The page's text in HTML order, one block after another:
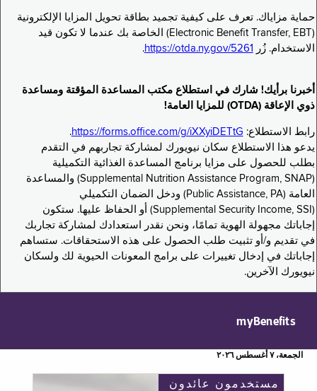
حماية مزاياك. تعرف على كيفية تجميد بطاقة تحويل المزايا الإلكترونية
(Electronic Benefit Transfer, EBT) الخاصة بك عندما لا تكون قيد
الاستخدام. زُر
https://otda.ny.gov/5261
.
أخبرنا برأيك! شارك في استطلاع مكتب المساعدة المؤقتة ومساعدة
ذوي الإعاقة (OTDA) للمزايا العامة!
رابط الاستطلاع: https://forms.office.com/g/iXXyiDETtG
.
يدعو هذا الاستطلاع سكان نيويورك لمشاركة تجاربهم في التقدم
بطلب للحصول على مزايا برنامج المساعدة الغذائية التكميلية
(Supplemental Nutrition Assistance Program, SNAP) والمساعدة
العامة (Public Assistance, PA) ودخل الضمان التكميلي
(Supplemental Security Income, SSI) أو الحفاظ عليها. ستكون
إجاباتك مجهولة الهوية تمامًا، ونحن نقدر استعدادك لمشاركة تجاربك
في تقديم و/أو تثبيت طلب الحصول على هذه الاستحقاقات. ستساهم
إجاباتك في إدخال تغييرات على برامج المعونات الحيوية لك ولسكان
نيويورك الآخرين.
myBenefits
الجمعة، ٧ أغسطس ٢٠٢٦
مستخدمون عائدون